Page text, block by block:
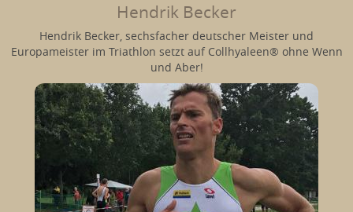
Hendrik Becker
Hendrik Becker, sechsfacher deutscher Meister und
Europameister im Triathlon setzt auf Collhyaleen® ohne Wenn
und Aber!